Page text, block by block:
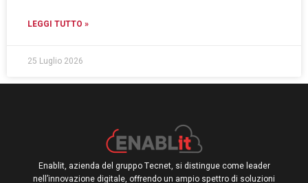
LEGGI TUTTO »
25 Luglio 2026
Enablit, azienda del gruppo Tecnet, si distingue come leader
nell’innovazione digitale, offrendo un ampio spettro di soluzioni